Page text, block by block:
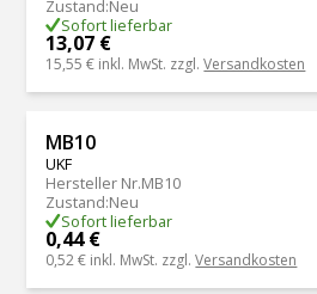
Zustand:Neu
Sofort lieferbar
13,07 €
15,55 € inkl. MwSt. zzgl.Versandkosten
MB10
UKF
Hersteller Nr.MB10
Zustand:Neu
Sofort lieferbar
0,44 €
0,52 € inkl. MwSt. zzgl.Versandkosten